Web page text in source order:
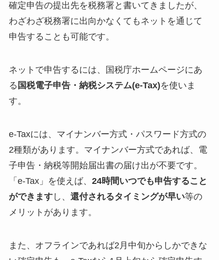
確定申告の提出先を税務署と書いてきましたが、
わざわざ税務署に出向かなくてもネットを通じて
申告することも可能です。
ネットで申告するには、国税庁ホームページにあ
る 国税電子申告・納税システム(e-Tax)を使いま
す。
e-Taxには、マイナンバー方式・パスワード方式の
2種類があります。マイナンバー方式であれば、電
子申告・納税等開始届出書の届け出が不要です。
「e-Tax」を使えば、 24時間いつでも申告すること
ができますし、 還付されるタイミングが早い等の
メリットがあります。
また、オフラインであれば2月中旬からしかできな